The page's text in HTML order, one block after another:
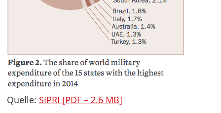
Quelle: SIPRI [PDF – 2.6 MB]